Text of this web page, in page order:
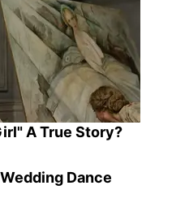
A True Story?
Dance